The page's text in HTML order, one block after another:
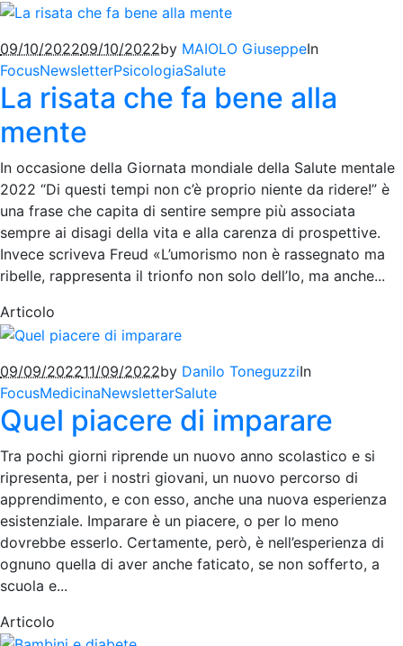
09/10/202209/10/2022by MAIOLO GiuseppeIn
FocusNewsletterPsicologiaSalute
La risata che fa bene alla
mente
In occasione della Giornata mondiale della Salute mentale
2022 “Di questi tempi non c’è proprio niente da ridere!” è
una frase che capita di sentire sempre più associata
sempre ai disagi della vita e alla carenza di prospettive.
Invece scriveva Freud «L’umorismo non è rassegnato ma
ribelle, rappresenta il trionfo non solo dell’Io, ma anche...
Articolo
09/09/202211/09/2022by Danilo ToneguzziIn
FocusMedicinaNewsletterSalute
Quel piacere di imparare
Tra pochi giorni riprende un nuovo anno scolastico e si
ripresenta, per i nostri giovani, un nuovo percorso di
apprendimento, e con esso, anche una nuova esperienza
esistenziale. Imparare è un piacere, o per lo meno
dovrebbe esserlo. Certamente, però, è nell’esperienza di
ognuno quella di aver anche faticato, se non sofferto, a
scuola e...
Articolo